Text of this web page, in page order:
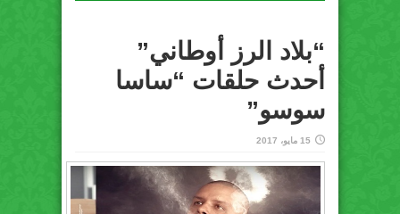
“بلاد الرز أوطاني”
أحدث حلقات “ساسا
سوسو”
15 مايو، 2017